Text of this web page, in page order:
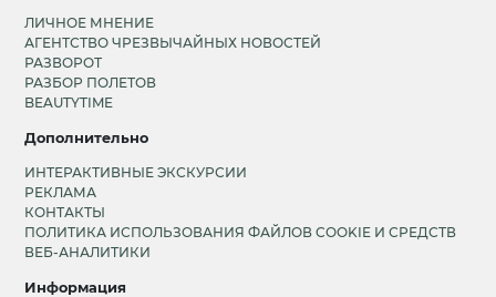
ЛИЧНОЕ МНЕНИЕ
АГЕНТСТВО ЧРЕЗВЫЧАЙНЫХ НОВОСТЕЙ
РАЗВОРОТ
РАЗБОР ПОЛЕТОВ
BEAUTYTIME
Дополнительно
ИНТЕРАКТИВНЫЕ ЭКСКУРСИИ
РЕКЛАМА
КОНТАКТЫ
ПОЛИТИКА ИСПОЛЬЗОВАНИЯ ФАЙЛОВ COOKIE И СРЕДСТВ
ВЕБ-АНАЛИТИКИ
Информация